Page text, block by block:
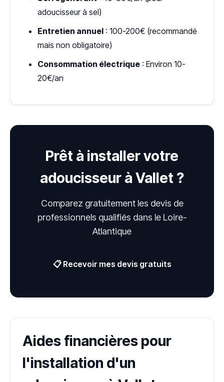
adoucisseur à sel)
Entretien annuel : 100-200€ (recommandé
mais non obligatoire)
Consommation électrique : Environ 10-
20€/an
Prêt à installer votre
adoucisseur à Vallet ?
Comparez gratuitement les devis de
professionnels qualifiés dans le Loire-
Atlantique
📋 Recevoir mes devis gratuits
Aides financières pour
l'installation d'un